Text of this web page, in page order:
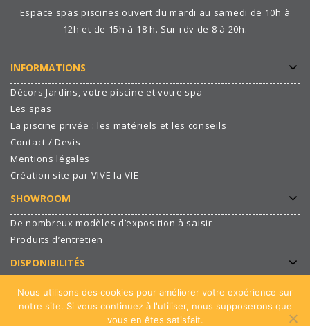
Espace spas piscines ouvert du mardi au samedi de 10h à
12h et de 15h à 18 h. Sur rdv de 8 à 20h.
INFORMATIONS
Décors Jardins, votre piscine et votre spa
Les spas
La piscine privée : les matériels et les conseils
Contact / Devis
Mentions légales
Création site par VIVE la VIE
SHOWROOM
De nombreux modèles d’exposition à saisir
Produits d’entretien
DISPONIBILITÉS
COORDONNÉES
Nous utilisons des cookies pour améliorer votre expérience sur
notre site. Si vous continuez à l'utiliser, nous supposerons que
vous en êtes satisfait.